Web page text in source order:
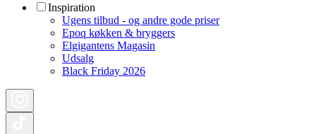
Inspiration
Ugens tilbud - og andre gode priser
Epoq køkken & bryggers
Elgigantens Magasin
Udsalg
Black Friday 2026